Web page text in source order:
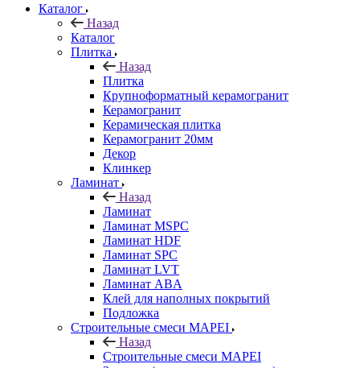
Каталог
Назад
Каталог
Плитка
Назад
Плитка
Крупноформатный керамогранит
Керамогранит
Керамическая плитка
Керамогранит 20мм
Декор
Клинкер
Ламинат
Назад
Ламинат
Ламинат MSPC
Ламинат HDF
Ламинат SPC
Ламинат LVT
Ламинат ABA
Клей для наполных покрытий
Подложка
Строительные смеси MAPEI
Назад
Строительные смеси MAPEI